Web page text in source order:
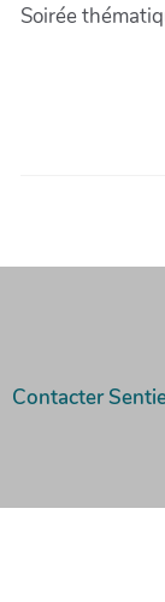
Soirée
Contacter